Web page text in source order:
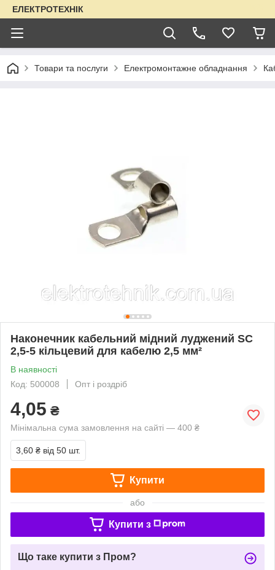
ЕЛЕКТРОТЕХНІК
Товари та послуги Електромонтажне обладнання
Наконечник кабельний мідний луджений SC
2,5-5 кільцевий для кабелю 2,5 мм²
В наявності
Код: 500008
Опт і роздріб
4,05 ₴
Мінімальна сума замовлення на сайті — 400 ₴
3,60 ₴ від 50 шт.
Купити
або
Купити з
Що таке купити з Пром?